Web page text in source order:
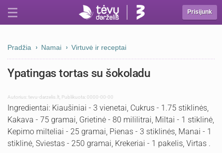
Prisijunk
Pradžia Namai Virtuvė ir receptai
Ypatingas tortas su šokoladu
Autorius:tevu-darzelis.lt Publikuota: 0000-00-00
Ingredientai: Kiaušiniai - 3 vienetai, Cukrus - 1.75 stiklinės,
Kakava - 75 gramai, Grietinė - 80 mililitrai, Miltai - 1 stiklinė,
Kepimo milteliai - 25 gramai, Pienas - 3 stiklinės, Manai - 1
stiklinė, Sviestas - 250 gramai, Krekeriai - 1 pakelis, Virtas .